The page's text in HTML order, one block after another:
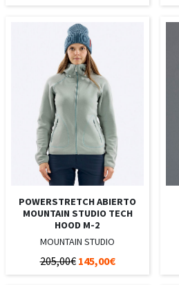
POWERSTRETCH ABIERTO
MOUNTAIN STUDIO TECH
HOOD M-2
MOUNTAIN STUDIO
205,00€ 145,00€